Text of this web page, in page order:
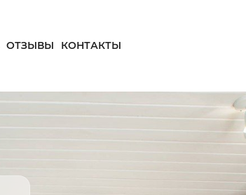
ОТЗЫВЫ КОНТАКТЫ